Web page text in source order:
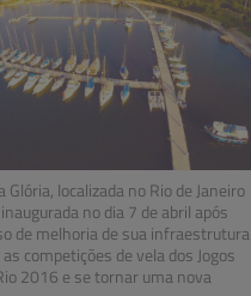
Glória, localizada no Rio de Janeiro
no dia 7 de abril após
de melhoria de sua infraestrutura
competições de vela dos Jogos
2016 e se tornar uma nova